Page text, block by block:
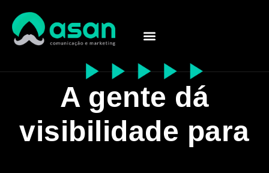
A gente dá
visibilidade para